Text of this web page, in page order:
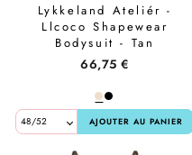
Lykkeland Ateliér -
Llcoco Shapewear
Bodysuit - Tan
66,75 €
AJOUTER AU PANIER